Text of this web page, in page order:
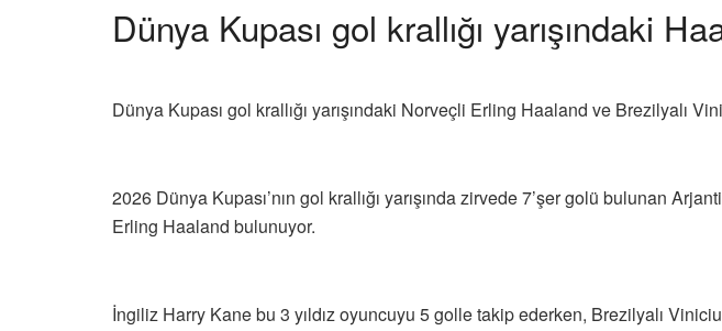
Dünya Kupası gol krallığı yarışındaki
Dünya Kupası gol krallığı yarışındaki Norveçli Erling Haaland ve Brezilyalı
2026 Dünya Kupası’nın gol krallığı yarışında zirvede 7’şer golü bulunan
Erling Haaland bulunuyor.
İngiliz Harry Kane bu 3 yıldız oyuncuyu 5 golle takip ederken, Brezilyalı